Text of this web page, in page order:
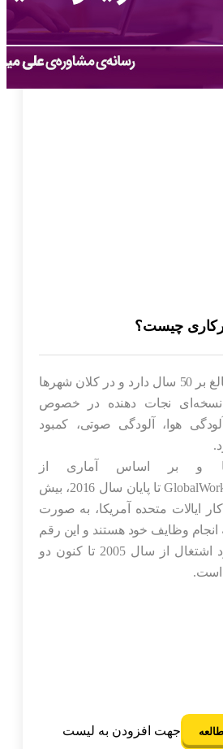
چیست؟
دورکاری سابقه‌ای بالغ بر 50 سال دارد و در کلان شهرها
نجات دهنده در خصوص
هوا‌، آلودگی صوتی‌، کمبود
بر اساس آماری از
تا پایان سال 2016‌، بیش
ایالات متحده آمریکا‌، به صورت
وظایف خود هستند و این رقم
بدون آمار افراد خود اشتغال از سال 2005 تا کنون دو
جهت افزودن به لیست